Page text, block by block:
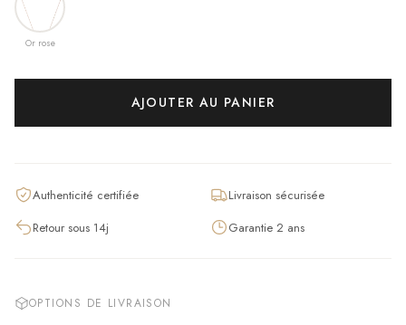
Or rose
AJOUTER AU PANIER
Authenticité certifiée
Livraison sécurisée
Retour sous 14j
Garantie 2 ans
OPTIONS DE LIVRAISON